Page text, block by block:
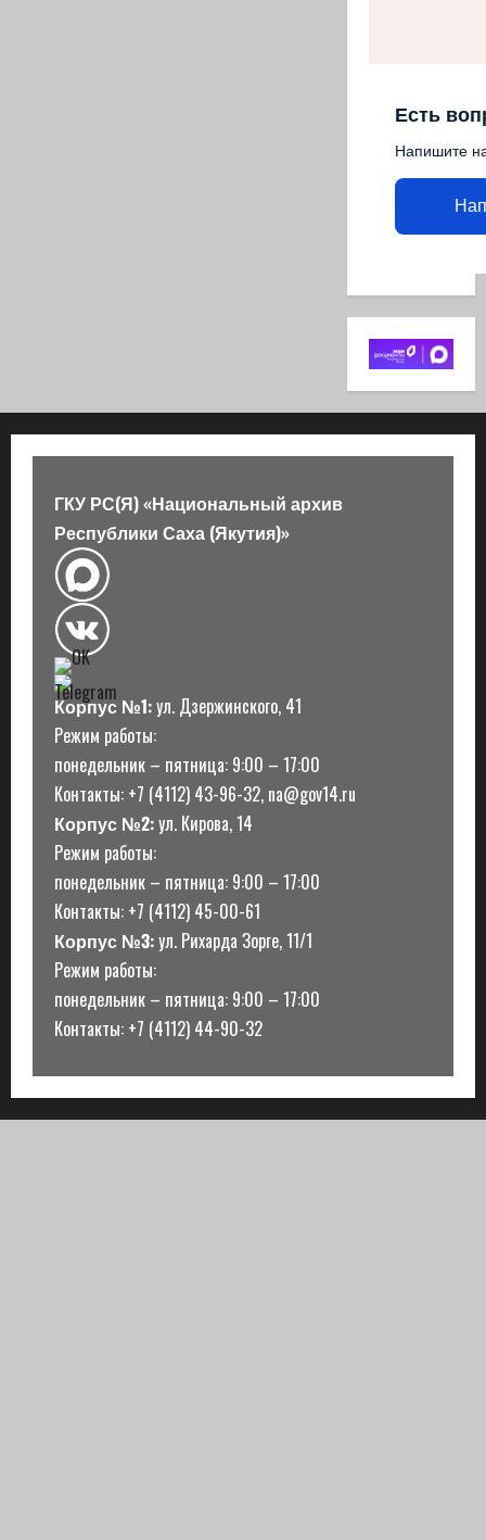
Есть
Напишите
ГКУ РС(Я) «Национальный архив
Республики Саха (Якутия)»
Корпус №1:ул. Дзержинского, 41
Режим работы:
понедельник – пятница: 9:00 – 17:00
Контакты: +7 (4112) 43-96-32, na@gov14.ru
Корпус №2:ул. Кирова, 14
Режим работы:
понедельник – пятница: 9:00 – 17:00
Контакты: +7 (4112) 45-00-61
Корпус №3:ул. Рихарда Зорге, 11/1
Режим работы:
понедельник – пятница: 9:00 – 17:00
Контакты: +7 (4112) 44-90-32